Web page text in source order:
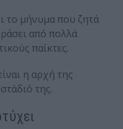
το μήνυμα που ζητά
από πολλά
παίκτες.
η αρχή της
της.